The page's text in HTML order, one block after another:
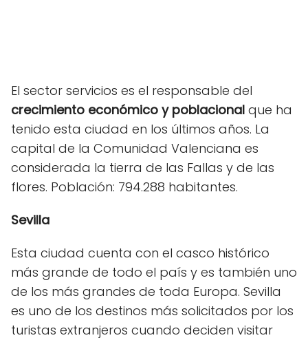
El sector servicios es el responsable del
crecimiento económico y poblacional que ha
tenido esta ciudad en los últimos años. La
capital de la Comunidad Valenciana es
considerada la tierra de las Fallas y de las
flores. Población: 794.288 habitantes.
Sevilla
Esta ciudad cuenta con el casco histórico
más grande de todo el país y es también uno
de los más grandes de toda Europa. Sevilla
es uno de los destinos más solicitados por los
turistas extranjeros cuando deciden visitar